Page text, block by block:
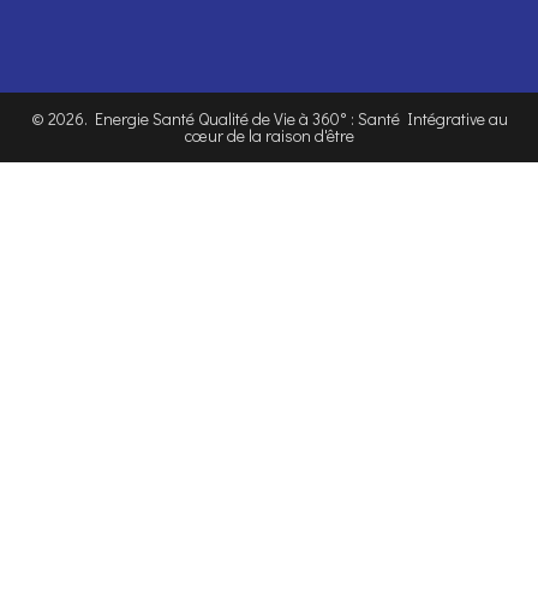
© 2026. Energie Santé Qualité de Vie à 360° : Santé Intégrative au
cœur de la raison d'être